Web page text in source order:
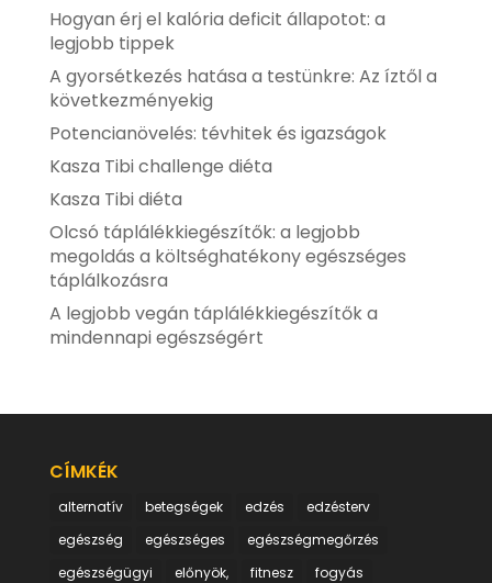
Hogyan érj el kalória deficit állapotot: a
legjobb tippek
A gyorsétkezés hatása a testünkre: Az íztől a
következményekig
Potencianövelés: tévhitek és igazságok
Kasza Tibi challenge diéta
Kasza Tibi diéta
Olcsó táplálékkiegészítők: a legjobb
megoldás a költséghatékony egészséges
táplálkozásra
A legjobb vegán táplálékkiegészítők a
mindennapi egészségért
CÍMKÉK
alternatív betegségek edzés
edzésterv
egészség
egészséges
egészségmegőrzés
egészségügyi
előnyök, fitnesz
fogyás